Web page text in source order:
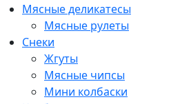
Мясные деликатесы
Мясные рулеты
Снеки
Жгуты
Мясные чипсы
Мини колбаски